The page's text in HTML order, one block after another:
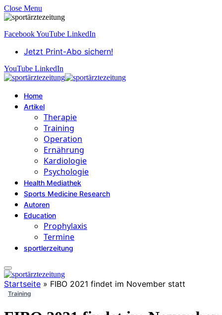
Close Menu
FacebookYouTube LinkedIn
Jetzt Print-Abo sichern!
YouTube LinkedIn
Home
Artikel
Therapie
Training
Operation
Ernährung
Kardiologie
Psychologie
Health Mediathek
Sports Medicine Research
Autoren
Education
Prophylaxis
Termine
sportlerzeitung
Startseite » FIBO 2021 findet im November statt
Training